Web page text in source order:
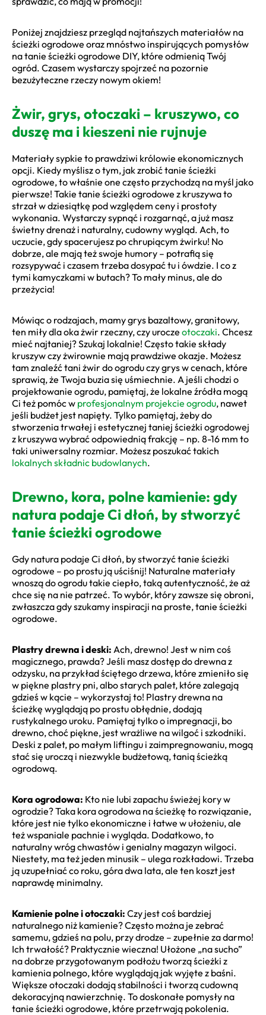
Poniżej znajdziesz przegląd najtańszych materiałów na
ścieżki ogrodowe oraz mnóstwo inspirujących pomysłów
na tanie ścieżki ogrodowe DIY, które odmienią Twój
ogród. Czasem wystarczy spojrzeć na pozornie
bezużyteczne rzeczy nowym okiem!
Żwir, grys, otoczaki – kruszywo, co
duszę ma i kieszeni nie rujnuje
Materiały sypkie to prawdziwi królowie ekonomicznych
opcji. Kiedy myślisz o tym, jak zrobić tanie ścieżki
ogrodowe, to właśnie one często przychodzą na myśl jako
pierwsze! Takie tanie ścieżki ogrodowe z kruszywa to
strzał w dziesiątkę pod względem ceny i prostoty
wykonania. Wystarczy sypnąć i rozgarnąć, a już masz
świetny drenaż i naturalny, cudowny wygląd. Ach, to
uczucie, gdy spacerujesz po chrupiącym żwirku! No
dobrze, ale mają też swoje humory – potrafią się
rozsypywać i czasem trzeba dosypać tu i ówdzie. I co z
tymi kamyczkami w butach? To mały minus, ale do
przeżycia!
Mówiąc o rodzajach, mamy grys bazaltowy, granitowy,
ten miły dla oka żwir rzeczny, czy urocze otoczaki. Chcesz
mieć najtaniej? Szukaj lokalnie! Często takie składy
kruszyw czy żwirownie mają prawdziwe okazje. Możesz
tam znaleźć tani żwir do ogrodu czy grys w cenach, które
sprawią, że Twoja buzia się uśmiechnie. A jeśli chodzi o
projektowanie ogrodu, pamiętaj, że lokalne źródła mogą
Ci też pomóc w profesjonalnym projekcie ogrodu, nawet
jeśli budżet jest napięty. Tylko pamiętaj, żeby do
stworzenia trwałej i estetycznej taniej ścieżki ogrodowej
z kruszywa wybrać odpowiednią frakcję – np. 8-16 mm to
taki uniwersalny rozmiar. Możesz poszukać takich
lokalnych składnic budowlanych.
Drewno, kora, polne kamienie: gdy
natura podaje Ci dłoń, by stworzyć
tanie ścieżki ogrodowe
Gdy natura podaje Ci dłoń, by stworzyć tanie ścieżki
ogrodowe – po prostu ją uściśnij! Naturalne materiały
wnoszą do ogrodu takie ciepło, taką autentyczność, że aż
chce się na nie patrzeć. To wybór, który zawsze się obroni,
zwłaszcza gdy szukamy inspiracji na proste, tanie ścieżki
ogrodowe.
Plastry drewna i deski: Ach, drewno! Jest w nim coś
magicznego, prawda? Jeśli masz dostęp do drewna z
odzysku, na przykład ściętego drzewa, które zmieniło się
w piękne plastry pni, albo starych palet, które zalegają
gdzieś w kącie – wykorzystaj to! Plastry drewna na
ścieżkę wyglądają po prostu obłędnie, dodają
rustykalnego uroku. Pamiętaj tylko o impregnacji, bo
drewno, choć piękne, jest wrażliwe na wilgoć i szkodniki.
Deski z palet, po małym liftingu i zaimpregnowaniu, mogą
stać się uroczą i niezwykle budżetową, tanią ścieżką
ogrodową.
Kora ogrodowa: Kto nie lubi zapachu świeżej kory w
ogrodzie? Taka kora ogrodowa na ścieżkę to rozwiązanie,
które jest nie tylko ekonomiczne i łatwe w ułożeniu, ale
też wspaniale pachnie i wygląda. Dodatkowo, to
naturalny wróg chwastów i genialny magazyn wilgoci.
Niestety, ma też jeden minusik – ulega rozkładowi. Trzeba
ją uzupełniać co roku, góra dwa lata, ale ten koszt jest
naprawdę minimalny.
Kamienie polne i otoczaki: Czy jest coś bardziej
naturalnego niż kamienie? Często można je zebrać
samemu, gdzieś na polu, przy drodze – zupełnie za darmo!
Ich trwałość? Praktycznie wieczna! Ułożone „na sucho”
na dobrze przygotowanym podłożu tworzą ścieżki z
kamienia polnego, które wyglądają jak wyjęte z baśni.
Większe otoczaki dodają stabilności i tworzą cudowną
dekoracyjną nawierzchnię. To doskonałe pomysły na
tanie ścieżki ogrodowe, które przetrwają pokolenia.